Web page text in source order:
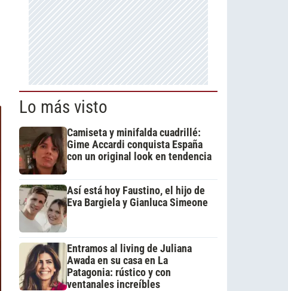
Lo más visto
Camiseta y minifalda cuadrillé:
Gime Accardi conquista España
con un original look en tendencia
Así está hoy Faustino, el hijo de
Eva Bargiela y Gianluca Simeone
Entramos al living de Juliana
Awada en su casa en La
Patagonia: rústico y con
ventanales increíbles